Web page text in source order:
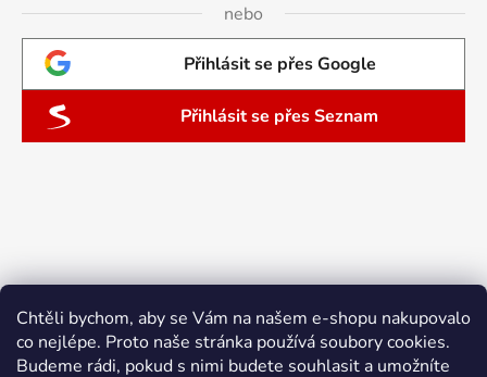
Chtěli bychom, aby se Vám na našem e-shopu nakupovalo
co nejlépe. Proto naše stránka používá soubory cookies.
Budeme rádi, pokud s nimi budete souhlasit a umožníte
nebo
Přihlásit se přes Google
Přihlásit se přes Seznam